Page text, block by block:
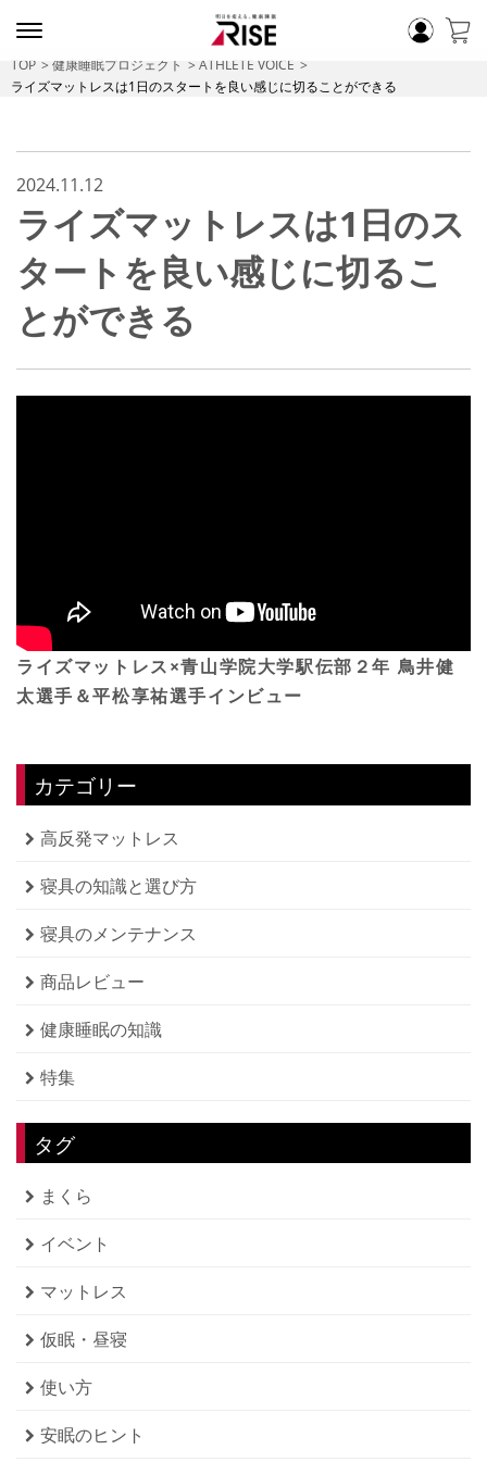
TOP 健康睡眠プロジェクト
ATHLETE VOICE
ライズマットレスは1日のスタートを良い感じに切ることができる
2024.11.12
ライズマットレスは1日のス
タートを良い感じに切るこ
とができる
ライズマットレス×青山学院大学駅伝部２年 鳥井健
太選手＆平松享祐選手インビュー
カテゴリー
高反発マットレス
寝具の知識と選び方
寝具のメンテナンス
商品レビュー
健康睡眠の知識
特集
タグ
まくら
イベント
マットレス
仮眠・昼寝
使い方
安眠のヒント